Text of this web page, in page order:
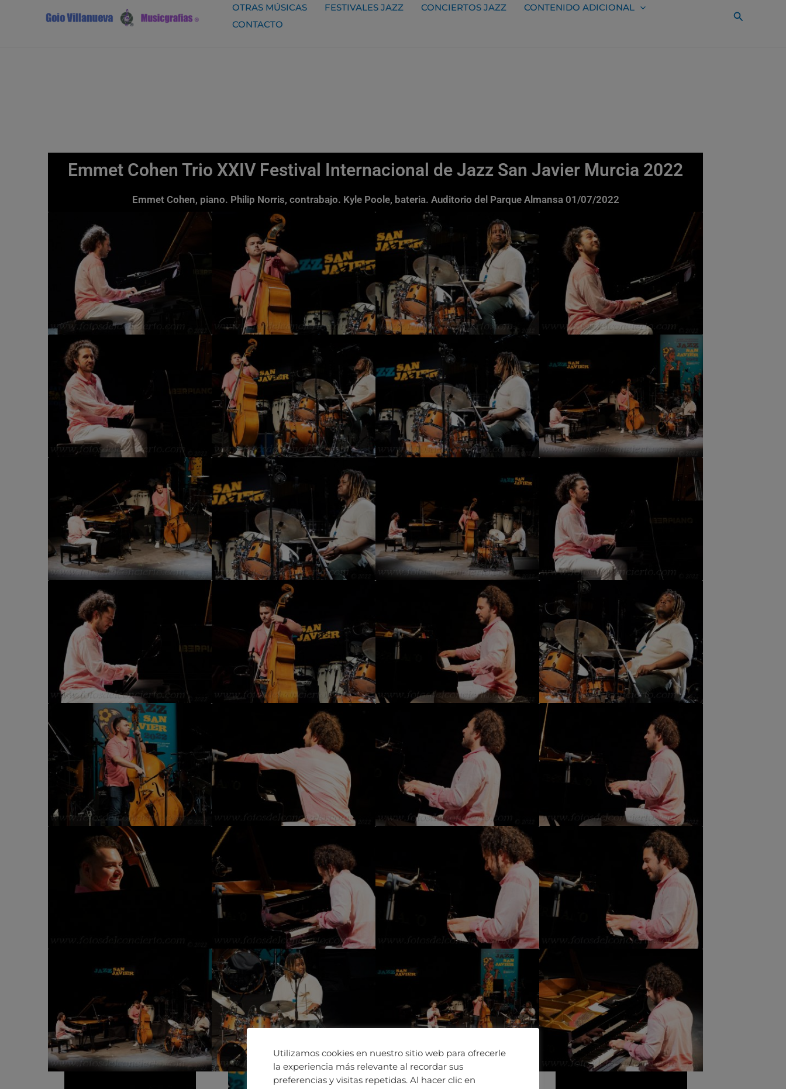
OTRAS MÚSICAS FESTIVALES JAZZ CONCIERTOS JAZZ
CONTENIDO ADICIONAL
CONTACTO
Buscar
Emmet Cohen Trio XXIV Festival Internacional de Jazz San Javier Murcia 2022
Emmet Cohen, piano. Philip Norris, contrabajo. Kyle Poole, bateria. Auditorio del Parque Almansa 01/07/2022
Utilizamos cookies en nuestro sitio web para ofrecerle
la experiencia más relevante al recordar sus
preferencias y visitas repetidas. Al hacer clic en